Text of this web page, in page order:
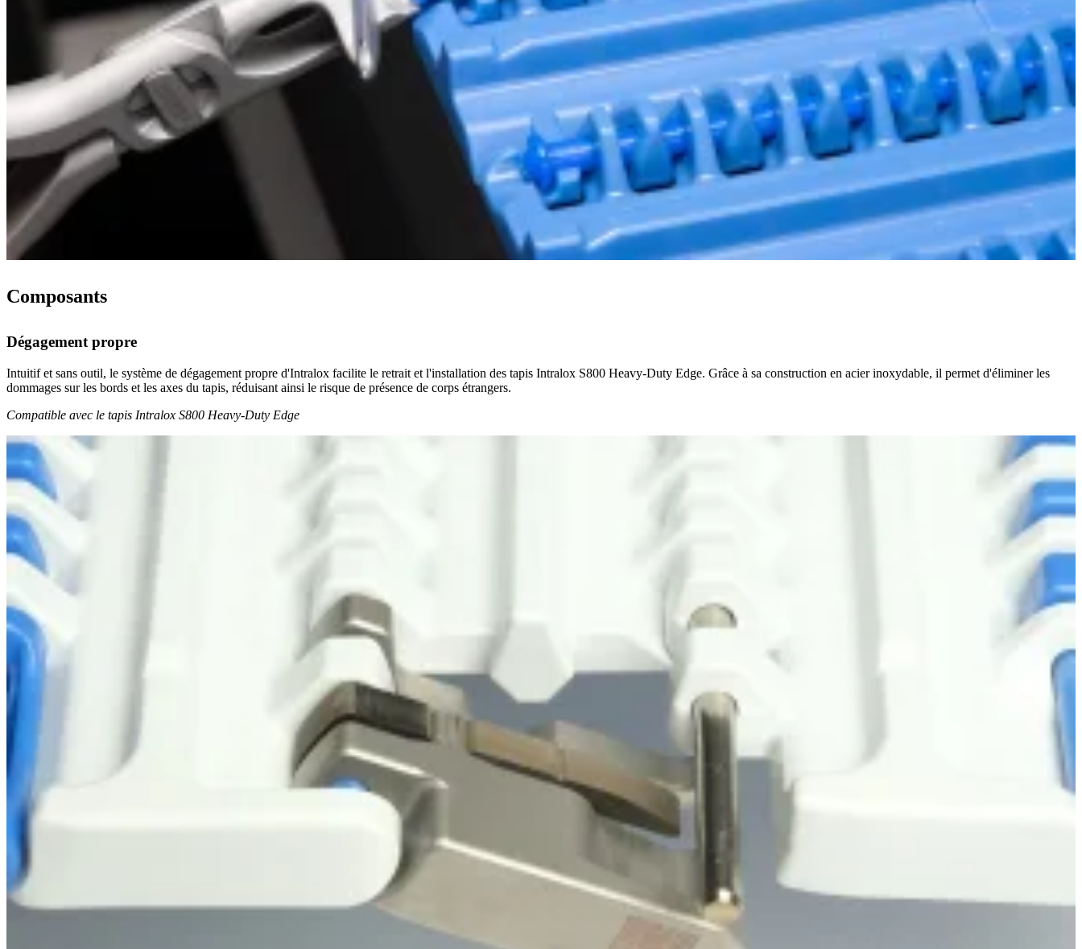
Composants
Dégagement propre
Intuitif et sans outil, le système de dégagement propre d'Intralox facilite le retrait et l'installation des tapis Intralox S800 Heavy-Duty Edge. Grâce à sa construction en acier inoxydable, il permet d'éliminer les
dommages sur les bords et les axes du tapis, réduisant ainsi le risque de présence de corps étrangers.
Compatible avec le tapis Intralox S800 Heavy-Duty Edge